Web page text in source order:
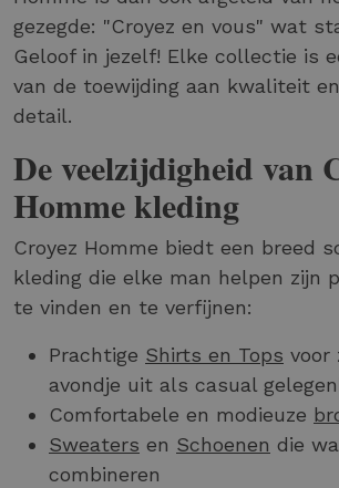
gezegde: "Croyez en vous" wat
Geloof in jezelf! Elke collectie is
van de toewijding aan kwaliteit
detail.
De veelzijdigheid van
Homme kleding
Croyez Homme biedt een breed
kleding die elke man helpen zijn
te vinden en te verfijnen:
Prachtige Shirts en Tops voor
avondje uit als casual
Comfortabele en modieuze
Sweaters en Schoenen die
combineren